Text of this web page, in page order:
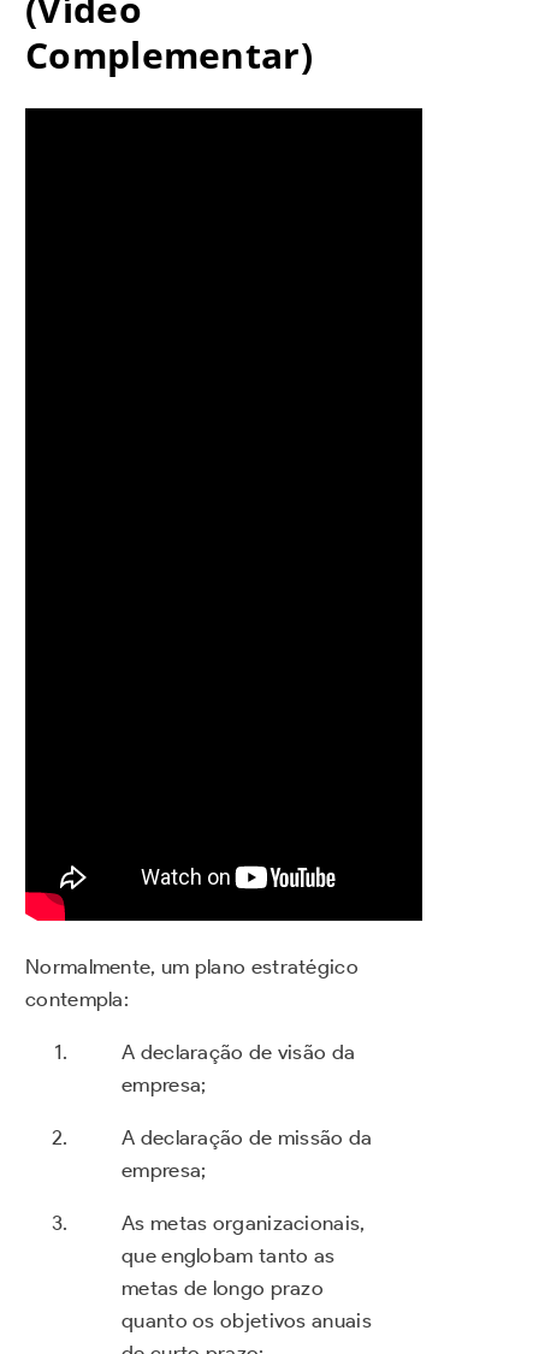
Complementar)
Normalmente, um plano estratégico
contempla:
A declaração de visão da
empresa;
A declaração de missão da
empresa;
As metas organizacionais,
que englobam tanto as
metas de longo prazo
quanto os objetivos anuais